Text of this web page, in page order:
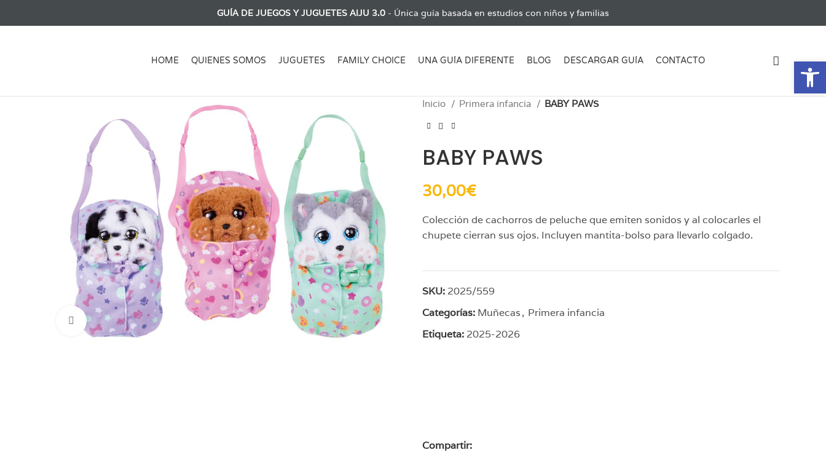
GUÍA DE JUEGOS Y JUGUETES AIJU 3.0 - Única guía basada en estudios con niños y familias
HOME QUIENES SOMOS JUGUETES FAMILY CHOICE UNA GUÍA DIFERENTE BLOG DESCARGAR GUÍA CONTACTO
Click para aumentar
Inicio Primera infancia BABY PAWS
BABY PAWS
30,00€
Colección de cachorros de peluche que emiten sonidos y al colocarles el
chupete cierran sus ojos. Incluyen mantita-bolso para llevarlo colgado.
SKU: 2025/559
Categorías: Muñecas, Primera infancia
Etiqueta: 2025-2026
Compartir: